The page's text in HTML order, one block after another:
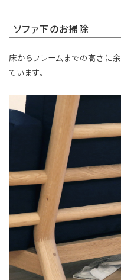
ソファ下のお掃除
床からフレームまでの高さに
ています。